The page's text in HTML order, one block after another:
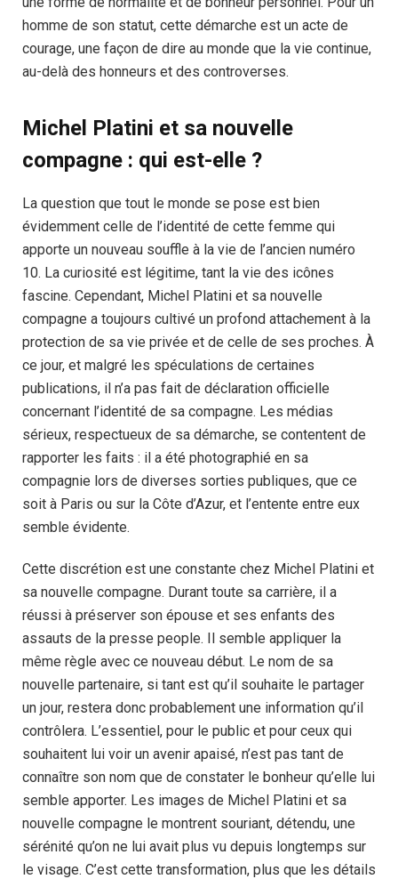
homme de son statut, cette démarche est un acte de
courage, une façon de dire au monde que la vie continue,
au-delà des honneurs et des controverses.
Michel Platini et sa nouvelle
compagne : qui est-elle ?
La question que tout le monde se pose est bien
évidemment celle de l’identité de cette femme qui
apporte un nouveau souffle à la vie de l’ancien numéro
10. La curiosité est légitime, tant la vie des icônes
fascine. Cependant, Michel Platini et sa nouvelle
compagne a toujours cultivé un profond attachement à la
protection de sa vie privée et de celle de ses proches. À
ce jour, et malgré les spéculations de certaines
publications, il n’a pas fait de déclaration officielle
concernant l’identité de sa compagne. Les médias
sérieux, respectueux de sa démarche, se contentent de
rapporter les faits : il a été photographié en sa
compagnie lors de diverses sorties publiques, que ce
soit à Paris ou sur la Côte d’Azur, et l’entente entre eux
semble évidente.
Cette discrétion est une constante chez Michel Platini et
sa nouvelle compagne. Durant toute sa carrière, il a
réussi à préserver son épouse et ses enfants des
assauts de la presse people. Il semble appliquer la
même règle avec ce nouveau début. Le nom de sa
nouvelle partenaire, si tant est qu’il souhaite le partager
un jour, restera donc probablement une information qu’il
contrôlera. L’essentiel, pour le public et pour ceux qui
souhaitent lui voir un avenir apaisé, n’est pas tant de
connaître son nom que de constater le bonheur qu’elle lui
semble apporter. Les images de Michel Platini et sa
nouvelle compagne le montrent souriant, détendu, une
sérénité qu’on ne lui avait plus vu depuis longtemps sur
le visage. C’est cette transformation, plus que les détails